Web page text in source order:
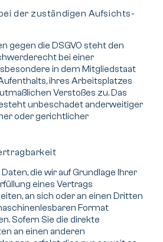
der zuständigen Aufsichts­
gegen die DSGVO steht den
bei einer
in dem Mitgliedstaat
ihres Arbeitsplatzes
Verstoßes zu. Das
unbeschadet anderweitiger
oder gerichtlicher
die wir auf Grundlage Ihrer
eines Vertrags
an sich oder an einen Dritten
Format
Sofern Sie die direkte
an einen anderen